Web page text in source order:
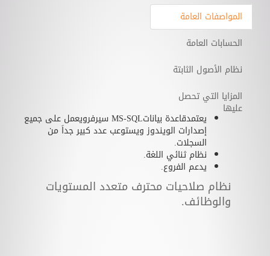
المواصفات العامة
الحسابات العامة
نظام الأصول الثابتة
المزايا التي تحصل
عليها
يعتمدقاعدة بياناتMS-SQL سيرفرويعمل على جميع
إصدارات الويندوز ويستوعب عدد كبير جداَ من
السجلات.
نظام ثنائي اللغة.
يدعم الفروع.
نظام صلاحيات محترف متعدد المستويات
والوظائف.